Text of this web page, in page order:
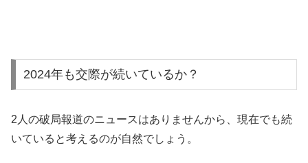
2024年も交際が続いているか？
2人の破局報道のニュースはありませんから、現在でも続
いていると考えるのが自然でしょう。